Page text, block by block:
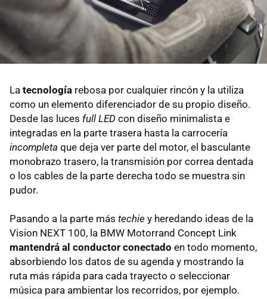
La tecnología rebosa por cualquier rincón y la utiliza
como un elemento diferenciador de su propio diseño.
Desde las luces full LED con diseño minimalista e
integradas en la parte trasera hasta la carrocería
incompleta que deja ver parte del motor, el basculante
monobrazo trasero, la transmisión por correa dentada
o los cables de la parte derecha todo se muestra sin
pudor.
Pasando a la parte más techie y heredando ideas de la
Vision NEXT 100, la BMW Motorrand Concept Link
mantendrá al conductor conectado en todo momento,
absorbiendo los datos de su agenda y mostrando la
ruta más rápida para cada trayecto o seleccionar
música para ambientar los recorridos, por ejemplo.